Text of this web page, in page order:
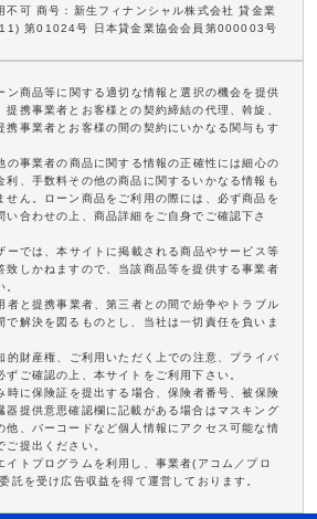
不可 商号：新生フィナンシャル株式会社 貸金業
第01024号 日本貸金業協会会員第000003号
ン商品等に関する適切な情報と選択の機会を提供
携事業者とお客様との契約締結の代理、斡旋、
携事業者とお客様の間の契約にいかなる関与もす
の事業者の商品に関する情報の正確性には細心の
利、手数料その他の商品に関するいかなる情報も
せん。ローン商品をご利用の際には、必ず商品を
い合わせの上、商品詳細をご自身でご確認下さ
ーでは、本サイトに掲載される商品やサービス等
致しかねますので、当該商品等を提供する事業者
者と提携事業者、第三者との間で紛争やトラブル
で解決を図るものとし、当社は一切責任を負いま
的財産権、ご利用いただく上での注意、プライバ
ずご確認の上、本サイトをご利用下さい。
時に保険証を提出する場合、保険者番号、被保険
器提供意思確認欄に記載がある場合はマスキング
他、バーコードなど個人情報にアクセス可能な情
提出ください。
トプログラムを利用し、事業者(アコム／プロ
託を受け広告収益を得て運営しております。